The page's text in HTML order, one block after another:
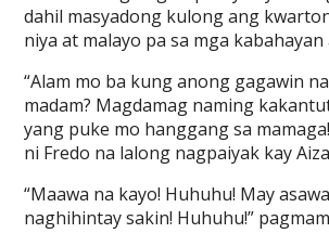
dahil masyadong kulong ang
niya at malayo pa sa mga
“Alam mo ba kung anong gagawin
madam? Magdamag naming
yang puke mo hanggang sa
ni Fredo na lalong nagpaiyak kay
“Maawa na kayo! Huhuhu! May
naghihintay sakin! Huhuhu!”